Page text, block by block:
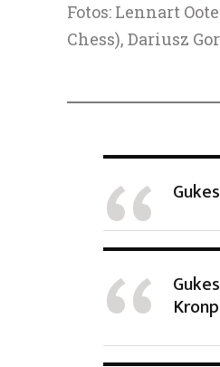
Fotos: Lennart
Chess), Dariusz